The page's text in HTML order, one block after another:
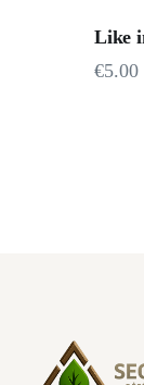
Like
€5.00